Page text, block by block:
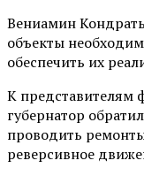
Вениамин
объекты
обеспечить их
К представителям
губернатор
проводить
реверсивное